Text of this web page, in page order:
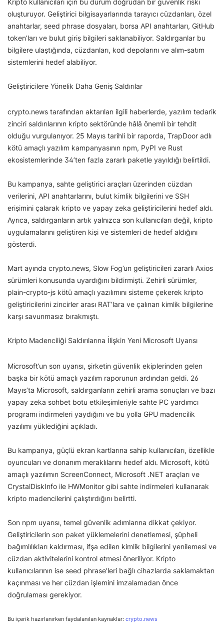
Kripto kullanıcıları için bu durum doğrudan bir güvenlik riski
oluşturuyor. Geliştirici bilgisayarlarında tarayıcı cüzdanları, özel
anahtarlar, seed phrase dosyaları, borsa API anahtarları, GitHub
token’ları ve bulut giriş bilgileri saklanabiliyor. Saldırganlar bu
bilgilere ulaştığında, cüzdanları, kod depolarını ve alım-satım
sistemlerini hedef alabiliyor.
Geliştiricilere Yönelik Daha Geniş Saldırılar
crypto.news tarafından aktarılan ilgili haberlerde, yazılım tedarik
zinciri saldırılarının kripto sektöründe hâlâ önemli bir tehdit
olduğu vurgulanıyor. 25 Mayıs tarihli bir raporda, TrapDoor adlı
kötü amaçlı yazılım kampanyasının npm, PyPI ve Rust
ekosistemlerinde 34’ten fazla zararlı paketle yayıldığı belirtildi.
Bu kampanya, sahte geliştirici araçları üzerinden cüzdan
verilerini, API anahtarlarını, bulut kimlik bilgilerini ve SSH
erişimini çalarak kripto ve yapay zeka geliştiricilerini hedef aldı.
Ayrıca, saldırganların artık yalnızca son kullanıcıları değil, kripto
uygulamalarını geliştiren kişi ve sistemleri de hedef aldığını
gösterdi.
Mart ayında crypto.news, Slow Fog’un geliştiricileri zararlı Axios
sürümleri konusunda uyardığını bildirmişti. Zehirli sürümler,
plain-crypto-js kötü amaçlı yazılımını sisteme çekerek kripto
geliştiricilerini zincirler arası RAT’lara ve çalınan kimlik bilgilerine
karşı savunmasız bırakmıştı.
Kripto Madenciliği Saldırılarına İlişkin Yeni Microsoft Uyarısı
Microsoft’un son uyarısı, şirketin güvenlik ekiplerinden gelen
başka bir kötü amaçlı yazılım raporunun ardından geldi. 26
Mayıs’ta Microsoft, saldırganların zehirli arama sonuçları ve bazı
yapay zeka sohbet botu etkileşimleriyle sahte PC yardımcı
programı indirmeleri yaydığını ve bu yolla GPU madencilik
yazılımı yüklediğini açıkladı.
Bu kampanya, güçlü ekran kartlarına sahip kullanıcıları, özellikle
oyuncuları ve donanım meraklılarını hedef aldı. Microsoft, kötü
amaçlı yazılımın ScreenConnect, Microsoft .NET araçları ve
CrystalDiskInfo ile HWMonitor gibi sahte indirmeleri kullanarak
kripto madencilerini çalıştırdığını belirtti.
Son npm uyarısı, temel güvenlik adımlarına dikkat çekiyor.
Geliştiricilerin son paket yüklemelerini denetlemesi, şüpheli
bağımlılıkları kaldırması, ifşa edilen kimlik bilgilerini yenilemesi ve
cüzdan aktivitelerini kontrol etmesi öneriliyor. Kripto
kullanıcılarının ise seed phrase’leri bağlı cihazlarda saklamaktan
kaçınması ve her cüzdan işlemini imzalamadan önce
doğrulaması gerekiyor.
Bu içerik hazırlanırken faydalanılan kaynaklar: crypto.news